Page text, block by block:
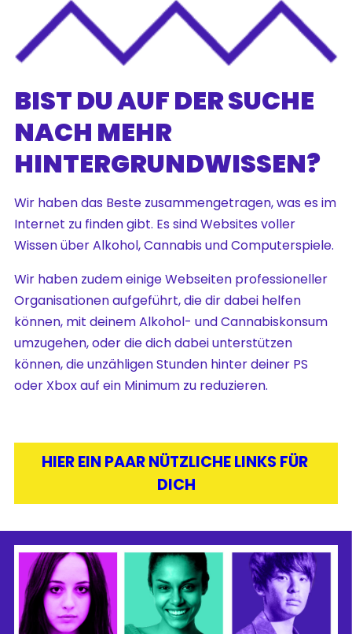
BIST DU AUF DER SUCHE
NACH MEHR
HINTERGRUNDWISSEN?
Wir haben das Beste zusammengetragen, was es im
Internet zu finden gibt. Es sind Websites voller
Wissen über Alkohol, Cannabis und Computerspiele.
Wir haben zudem einige Webseiten professioneller
Organisationen aufgeführt, die dir dabei helfen
können, mit deinem Alkohol- und Cannabiskonsum
umzugehen, oder die dich dabei unterstützen
können, die unzähligen Stunden hinter deiner PS
oder Xbox auf ein Minimum zu reduzieren.
HIER EIN PAAR NÜTZLICHE LINKS FÜR
DICH